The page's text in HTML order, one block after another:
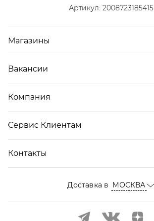
Артикул: 2008723185415
Магазины
Вакансии
Компания
Сервис Клиентам
Контакты
Доставка в МОСКВА